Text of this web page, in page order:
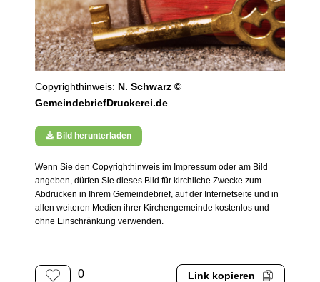
Copyrighthinweis: N. Schwarz ©
GemeindebriefDruckerei.de
Bild herunterladen
Wenn Sie den Copyrighthinweis im Impressum oder am Bild
angeben, dürfen Sie dieses Bild für kirchliche Zwecke zum
Abdrucken in Ihrem Gemeindebrief, auf der Internetseite und in
allen weiteren Medien ihrer Kirchengemeinde kostenlos und
ohne Einschränkung verwenden.
0 Link kopieren